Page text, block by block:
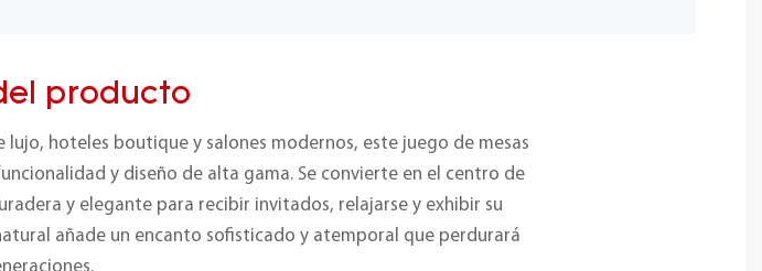
producto
hoteles boutique y salones modernos, este juego de mesas
y diseño de alta gama. Se convierte en el centro de
y elegante para recibir invitados, relajarse y exhibir su
añade un encanto sofisticado y atemporal que perdurará